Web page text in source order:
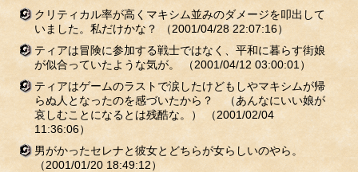
クリティカル率が高くマキシム並みのダメージを叩出して
いました。私だけかな？
（2001/04/28 22:07:16）
ティアは冒険に参加する戦士ではなく、平和に暮らす街娘
が似合っていたような気が。
（2001/04/12 03:00:01）
ティアはゲームのラストで涙したけどもしやマキシムが帰
らぬ人となったのを感づいたから？ （あんなにいい娘が
哀しむことになるとは残酷な。）
（2001/02/04
11:36:06）
男がかったセレナと彼女とどちらが女らしいのやら。
（2001/01/20 18:49:12）